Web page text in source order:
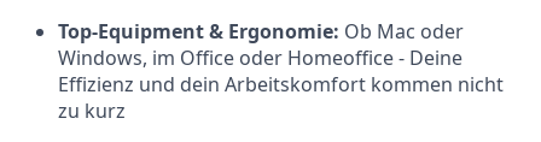
Top-Equipment & Ergonomie: Ob Mac oder
Windows, im Office oder Homeoffice - Deine
Effizienz und dein Arbeitskomfort kommen nicht
zu kurz